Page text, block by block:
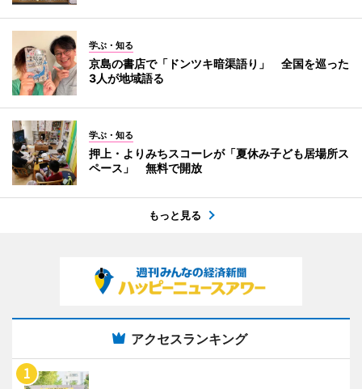
学ぶ・知る
京島の書店で「ドンツキ暗渠語り」 全国を巡った
3人が地域語る
学ぶ・知る
押上・よりみちスコーレが「夏休み子ども居場所ス
ペース」 無料で開放
もっと見る
アクセスランキング